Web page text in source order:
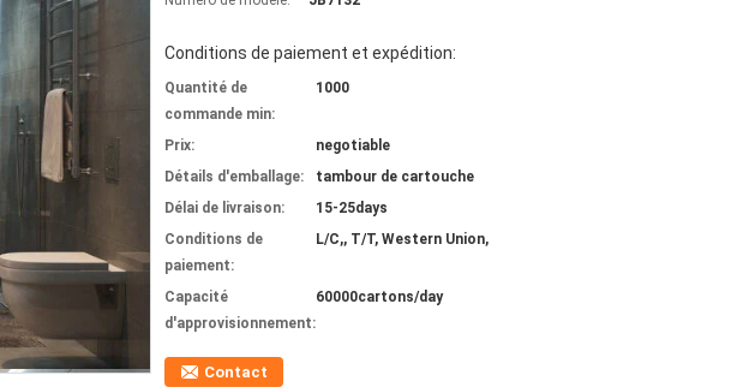
Conditions de paiement et expédition:
Quantité de
commande min:
1000
Prix:
negotiable
Détails d'emballage:
tambour de cartouche
Délai de livraison:
15-25days
Conditions de
paiement:
L/C,, T/T, Western Union,
Capacité
d'approvisionnement:
60000cartons/day
Contact